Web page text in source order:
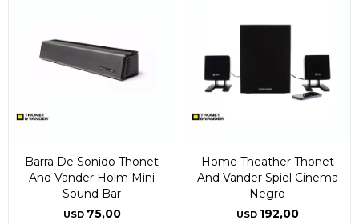
Barra De Sonido Thonet
And Vander Holm Mini
Sound Bar
USD 75,00
Home Theather Thonet
And Vander Spiel Cinema
Negro
USD 192,00